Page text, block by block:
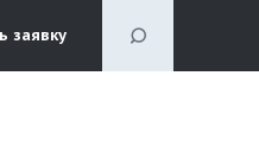
заявку